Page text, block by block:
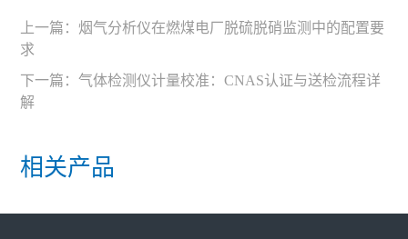
上一篇：烟气分析仪在燃煤电厂脱硫脱硝监测中的配置要
求
下一篇：气体检测仪计量校准：CNAS认证与送检流程详
解
相关产品